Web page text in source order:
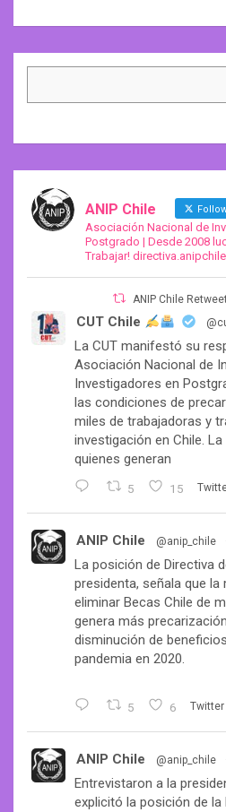
ANIP Chile
Asociación Nacional de
Postgrado | Desde 2008
Trabajar!
ANIP Chile
CUT Chile
La CUT manifestó su
Asociación Nacional de
Investigadores en
las condiciones de
miles de trabajadoras y
investigación en Chile.
quienes generan
5 15
ANIP Chile @anip_chile
La posición de Directiva
presidenta, señala que la
eliminar Becas Chile de
genera más
disminución de
pandemia en 2020.
5 6 Twitter
ANIP Chile @anip_chile
Entrevistaron a la
explicitó la posición de la